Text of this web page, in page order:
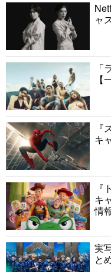
ャ
【
キ
キ
情
実
と